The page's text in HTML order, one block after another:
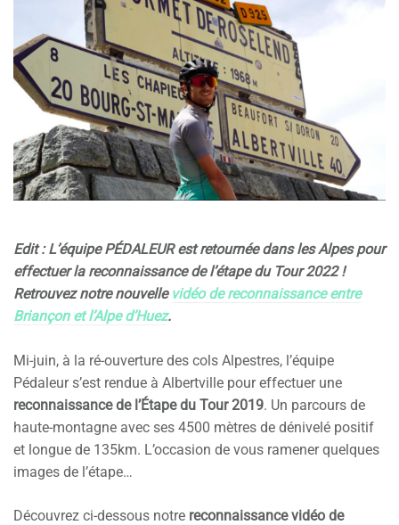
Edit : L’équipe PÉDALEUR est retournée dans les Alpes pour
effectuer la reconnaissance de l’étape du Tour 2022 !
Retrouvez notre nouvelle vidéo de reconnaissance entre
Briançon et l’Alpe d’Huez.
Mi-juin, à la ré-ouverture des cols Alpestres, l’équipe
Pédaleur s’est rendue à Albertville pour effectuer une
reconnaissance de l’Étape du Tour 2019. Un parcours de
haute-montagne avec ses 4500 mètres de dénivelé positif
et longue de 135km. L’occasion de vous ramener quelques
images de l’étape…
Découvrez ci-dessous notre reconnaissance vidéo de